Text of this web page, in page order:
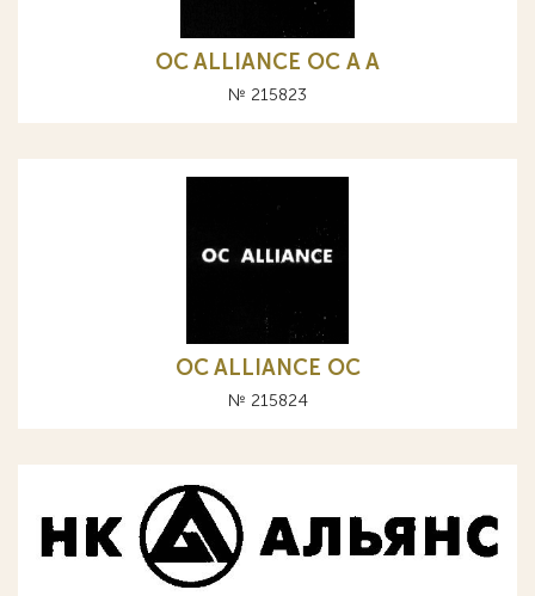
OC ALLIANCE ОС A А
№ 215823
OC ALLIANCE ОС
№ 215824